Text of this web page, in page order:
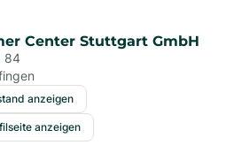
Center Stuttgart GmbH
84
anzeigen
anzeigen